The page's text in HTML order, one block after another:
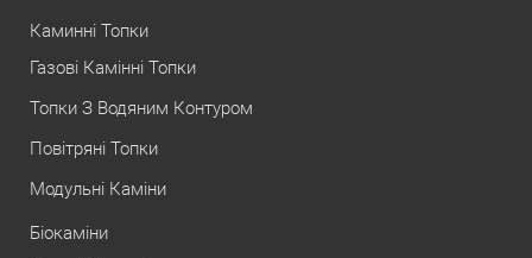
Каминні Топки
Газові Камінні Топки
Топки З Водяним Контуром
Повітряні Топки
Модульні Каміни
Біокаміни